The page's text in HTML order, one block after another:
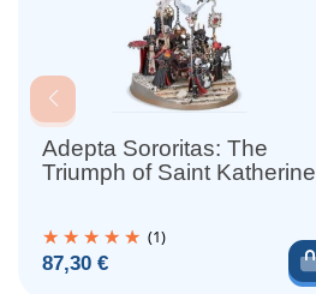
Adepta Sororitas: The
Triumph of Saint Katherine
(1)
Prix
87,30 €